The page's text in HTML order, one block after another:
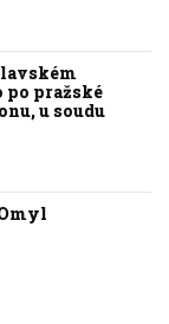
po pražské
u soudu